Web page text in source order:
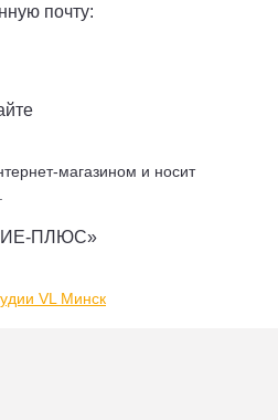
почту:
магазином и носит
ПЛЮС»
VL Минск